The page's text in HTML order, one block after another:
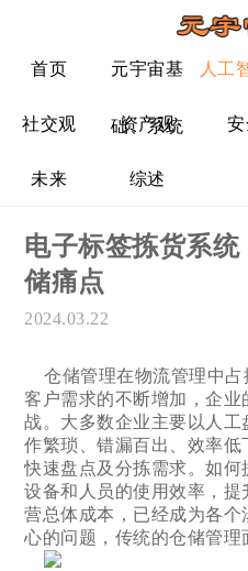
首页 元宇宙基
础、系统
人工
社交观 资产观
未来 综述
电子标签拣货系
储痛点
2024.03.22
仓储管理在物流管理中占
客户需求的不断增加，企
战。大多数企业主要以人
作繁琐、错漏百出、效率
快速盘点及分拣需求。如何
设备和人员的使用效率，
营总体成本，已经成为各
心的问题，传统的仓储管理